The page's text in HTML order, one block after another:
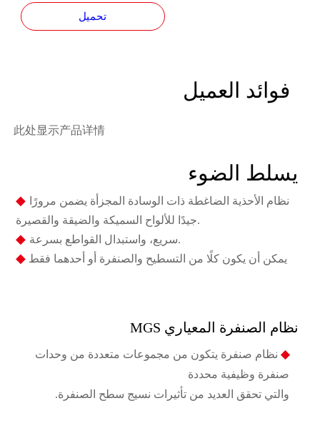
تحميل
فوائد العميل
此处显示产品详情
يسلط الضوء
◆
نظام الأحذية الضاغطة ذات الوسادة المجزأة يضمن مرورًا
جيدًا للألواح السميكة والضيقة والقصيرة.
◆ سريع، واستبدال القواطع بسرعة.
◆ يمكن أن يكون كلًا من التسطيح والصنفرة أو أحدهما فقط
نظام الصنفرة المعياري MGS
◆ نظام صنفرة يتكون من مجموعات متعددة من وحدات
صنفرة وظيفية محددة
والتي تحقق العديد من تأثيرات نسيج سطح الصنفرة.